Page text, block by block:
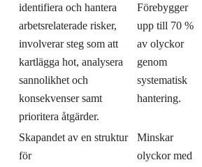
identifiera och hantera
arbetsrelaterade risker,
involverar steg som att
kartlägga hot, analysera
sannolikhet och
konsekvenser samt
prioritera åtgärder.
Förebygger
upp till 70 %
av olyckor
genom
systematisk
hantering.
Skapandet av en struktur
för
Minskar
olyckor med